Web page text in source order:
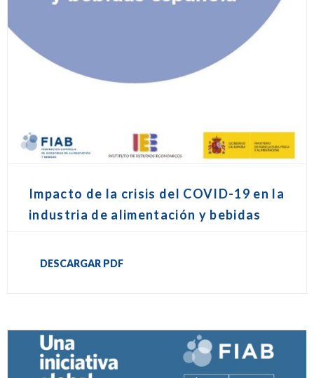
Impacto de la crisis del COVID-19 en la
industria de alimentación y bebidas
DESCARGAR PDF